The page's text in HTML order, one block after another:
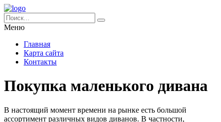
Меню
Главная
Карта сайта
Контакты
Покупка маленького дивана
В настоящий момент времени на рынке есть большой
ассортимент различных видов диванов. В частности,